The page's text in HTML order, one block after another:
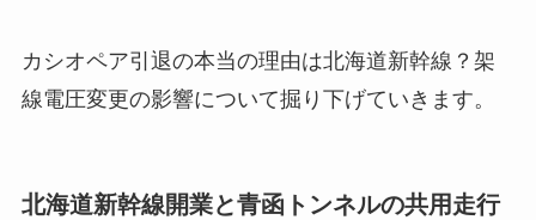
カシオペア引退の本当の理由は北海道新幹線？架
線電圧変更の影響について掘り下げていきます。
北海道新幹線開業と青函トンネルの共用走行